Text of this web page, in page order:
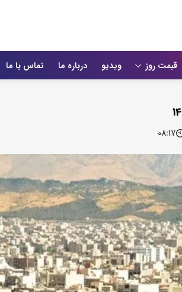
قیمت روز ویدیو درباره ما تماس با ما
۰۸:۱۷